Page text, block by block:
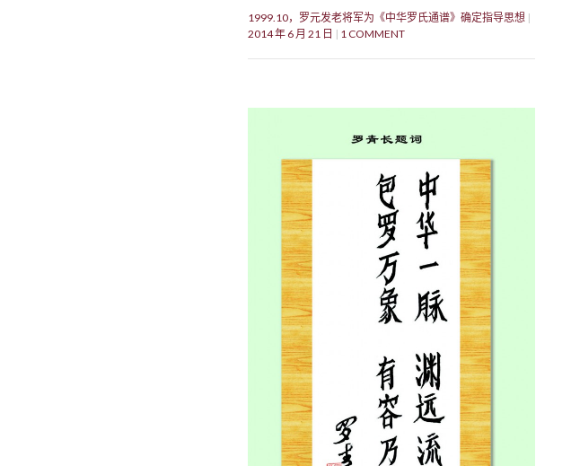
1999.10，罗元发老将军为《中华罗氏通谱》确定指导思想
2014 年 6 月 21 日
1 COMMENT